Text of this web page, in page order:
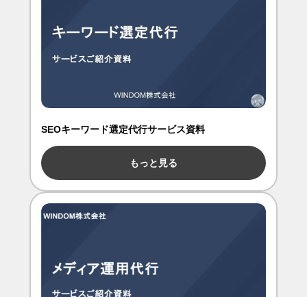
SEOキーワード選定代行サービス資料
もっと見る